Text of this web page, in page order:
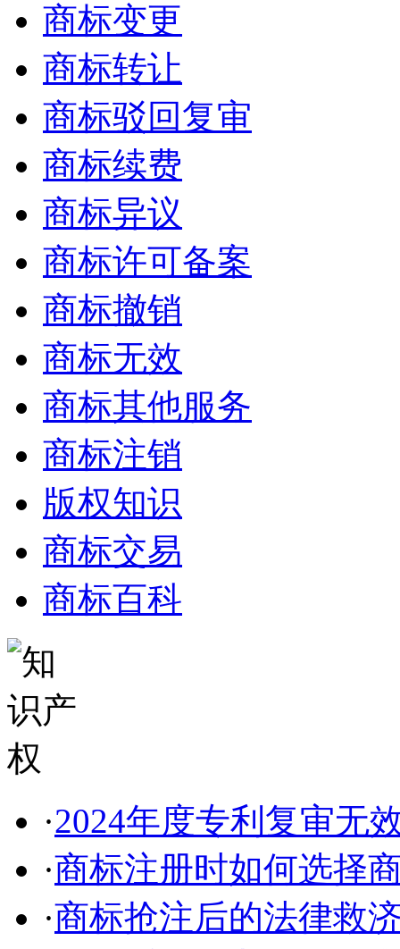
商标变更
商标转让
商标驳回复审
商标续费
商标异议
商标许可备案
商标撤销
商标无效
商标其他服务
商标注销
版权知识
商标交易
商标百科
·2024年度专利复审无
·商标注册时如何选择
·商标抢注后的法律救